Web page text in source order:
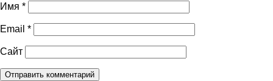
Имя *
Email *
Сайт